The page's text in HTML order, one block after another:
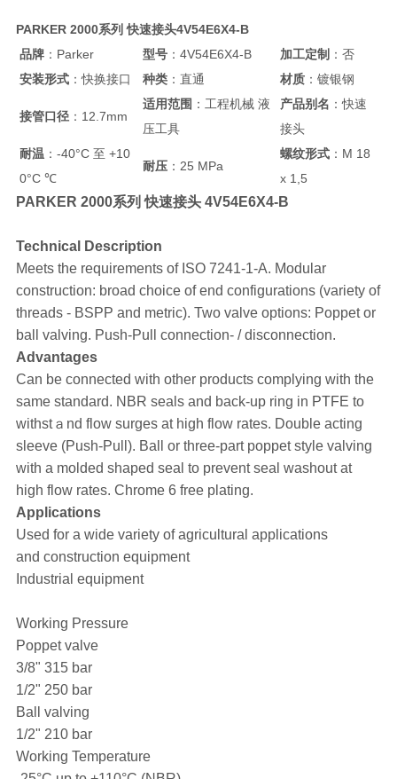
PARKER 2000系列 快速接头4V54E6X4-B
品牌：Parker 型号：4V54E6X4-B 加工定制：否
安装形式：快换接口 种类：直通 材质：镀银钢
接管口径：12.7mm
适用范围 ：工程机械 液
压工具
产品别名 ：快速
接头
耐温 ：-40°C 至 +10
0°C ℃
耐压：25 MPa
螺纹形式：M 18
x 1,5
PARKER 2000系列 快速接头 4V54E6X4-B
Technical Description
Meets the requirements of ISO 7241-1-A. Modular
construction: broad choice of end configurations (variety of
threads - BSPP and metric). Two valve options: Poppet or
ball valving. Push-Pull connection- / disconnection.
Advantages
Can be connected with other products complying with the
same standard. NBR seals and back-up ring in PTFE to
withstａnd flow surges at high flow rates. Double acting
sleeve (Push-Pull). Ball or three-part poppet style valving
with a molded shaped seal to prevent seal washout at
high flow rates. Chrome 6 free plating.
Applications
Used for a wide variety of agricultural applications
and construction equipment
Industrial equipment
Working Pressure
Poppet valve
3/8" 315 bar
1/2" 250 bar
Ball valving
1/2" 210 bar
Working Temperature